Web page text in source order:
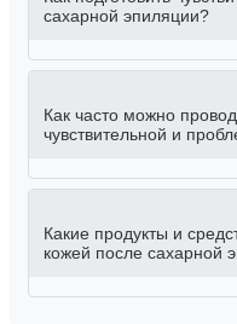
сахарной эпиляции?
Как часто можно
чувствительной и
Какие продукты и
кожей после сахарной